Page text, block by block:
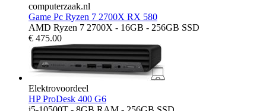
computerzaak.nl
Game Pc Ryzen 7 2700X RX 580
AMD Ryzen 7 2700X - 16GB - 256GB SSD
€ 475.00
Elektrovoordeel
HP ProDesk 400 G6